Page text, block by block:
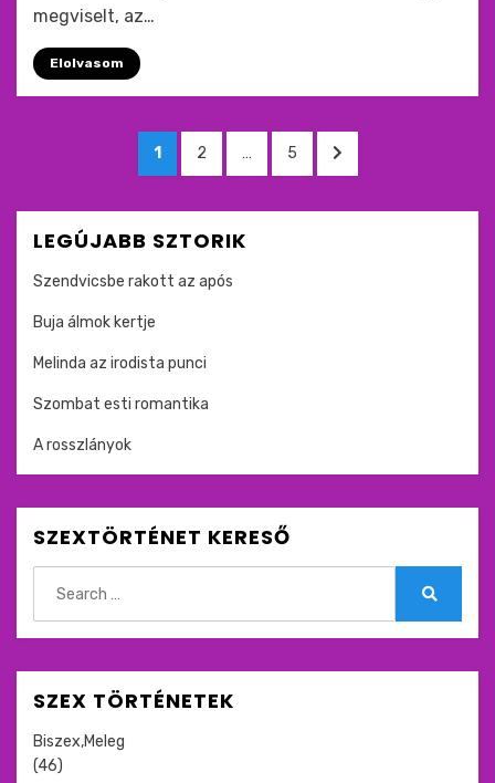
megviselt, az…
Elolvasom
Bejegyzések
lapozása
OLDAL
1 OLDAL
2 … OLDAL
5
KÖVETKEZŐ
OLDAL
LEGÚJABB SZTORIK
Szendvicsbe rakott az após
Buja álmok kertje
Melinda az irodista punci
Szombat esti romantika
A rosszlányok
SZEXTÖRTÉNET KERESŐ
for:
SZEX TÖRTÉNETEK
Biszex,Meleg
(46)